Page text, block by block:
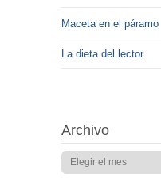
Maceta en el páramo
La dieta del lector
Archivo